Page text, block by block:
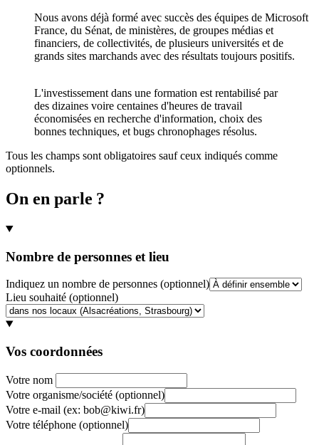
Nous avons déjà formé avec succès des équipes de Microsoft
France, du Sénat, de ministères, de groupes médias et
financiers, de collectivités, de plusieurs universités et de
grands sites marchands avec des résultats toujours positifs.
L'investissement dans une formation est rentabilisé par
des dizaines voire centaines d'heures de travail
économisées en recherche d'information, choix des
bonnes techniques, et bugs chronophages résolus.
Tous les champs sont obligatoires sauf ceux indiqués comme
optionnels.
On en parle ?
Nombre de personnes et lieu
Indiquez un nombre de personnes (optionnel)
Lieu souhaité (optionnel)
Vos coordonnées
Votre nom
Votre organisme/société (optionnel)
Votre e-mail (ex: bob@kiwi.fr)
Votre téléphone (optionnel)